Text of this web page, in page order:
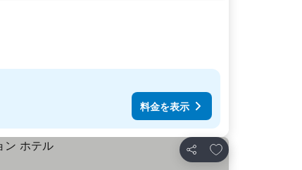
料金を表示
シェア
お気に入りに追加